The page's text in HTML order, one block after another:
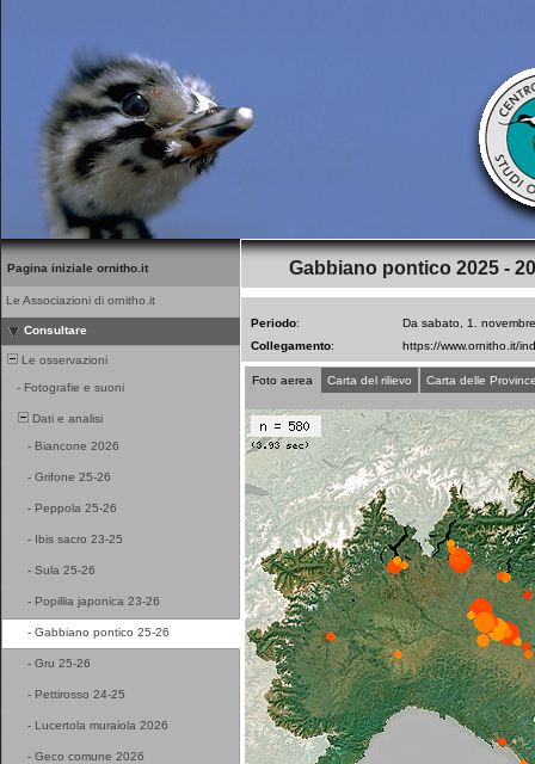
Pagina iniziale ornitho.it
Le Associazioni di ornitho.it
Consultare
Le osservazioni
- Fotografie e suoni
Dati e analisi
- Biancone 2026
- Grifone 25-26
- Peppola 25-26
- Ibis sacro 23-25
- Sula 25-26
- Popillia japonica 23-26
- Gabbiano pontico 25-26
- Gru 25-26
- Pettirosso 24-25
- Lucertola muraiola 2026
- Geco comune 2026
Gabbiano pontico 2025 -
Periodo:
Da sabato, 1.
Collegamento:
Foto aerea Carta del rilievo Carta delle